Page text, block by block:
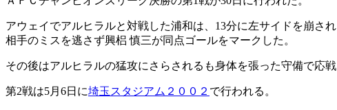
アウェイでアルヒラルと対戦した浦和は、13分に左サイドを崩さ
相手のミスを逃さず興梠 慎三が同点ゴールをマークした。
その後はアルヒラルの猛攻にさらされるも身体を張った守備で応
第2戦は5月6日に埼玉スタジアム２００２ で行われる。